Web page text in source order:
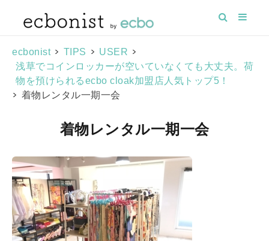
ecbonist > TIPS > USER >
浅草でコインロッカーが空いていなくても大丈夫。荷
物を預けられるecbo cloak加盟店人気トップ5！
> 着物レンタル一期一会
着物レンタル一期一会